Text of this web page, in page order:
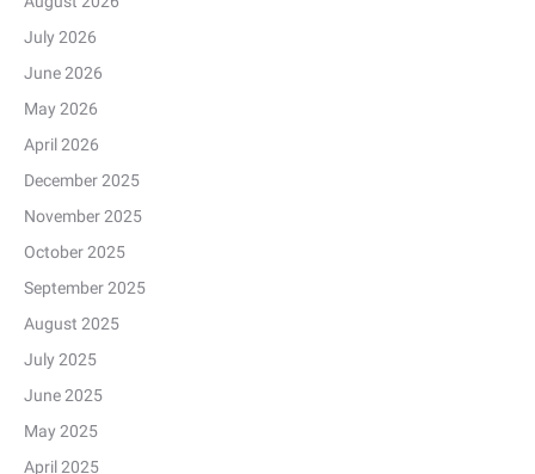
July 2026
June 2026
May 2026
April 2026
December 2025
November 2025
October 2025
September 2025
August 2025
July 2025
June 2025
May 2025
April 2025